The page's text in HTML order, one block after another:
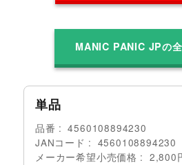
MANIC PANIC JPの
単品
品番
4560108894230
JANコード
4560108894230
メーカー希望小売価格
2,800